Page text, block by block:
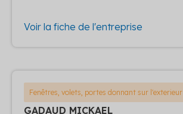
Voir la fiche de l'entreprise
Fenêtres, volets, portes donnant sur l'exterieur
GADAUD MICKAEL